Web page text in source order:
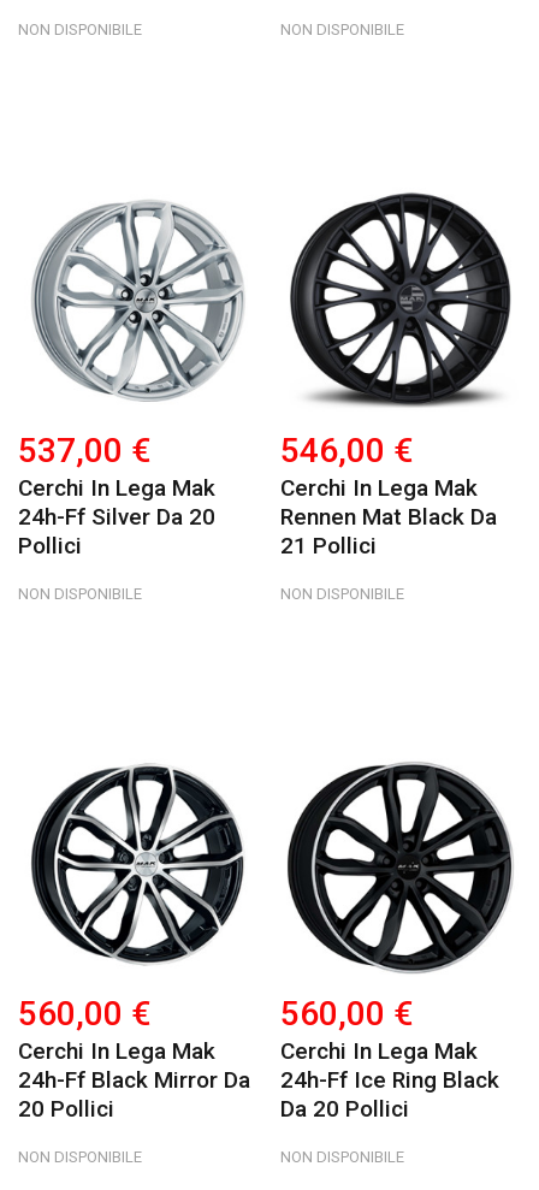
NON DISPONIBILE NON DISPONIBILE
537,00 €
Cerchi In Lega Mak
24h-Ff Silver Da 20
Pollici
NON DISPONIBILE
546,00 €
Cerchi In Lega Mak
Rennen Mat Black Da
21 Pollici
NON DISPONIBILE
560,00 €
Cerchi In Lega Mak
24h-Ff Black Mirror Da
20 Pollici
NON DISPONIBILE
560,00 €
Cerchi In Lega Mak
24h-Ff Ice Ring Black
Da 20 Pollici
NON DISPONIBILE